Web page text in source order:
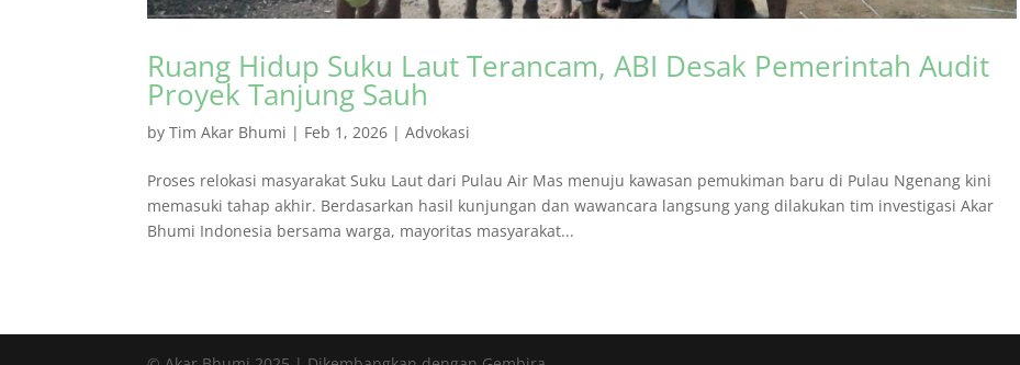
Ruang Hidup Suku Laut Terancam, ABI Desak Pemerintah Audit
Proyek Tanjung Sauh
byTim Akar Bhumi | Feb 1, 2026 |Advokasi
Proses relokasi masyarakat Suku Laut dari Pulau Air Mas menuju kawasan pemukiman baru di Pulau Ngenang kini
memasuki tahap akhir. Berdasarkan hasil kunjungan dan wawancara langsung yang dilakukan tim investigasi Akar
Bhumi Indonesia bersama warga, mayoritas masyarakat...